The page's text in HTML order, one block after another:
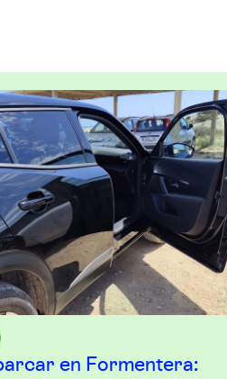
en Formentera: